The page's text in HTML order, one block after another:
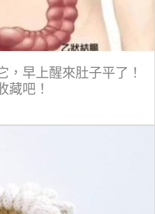
，早上醒來肚子平了！
藏吧！